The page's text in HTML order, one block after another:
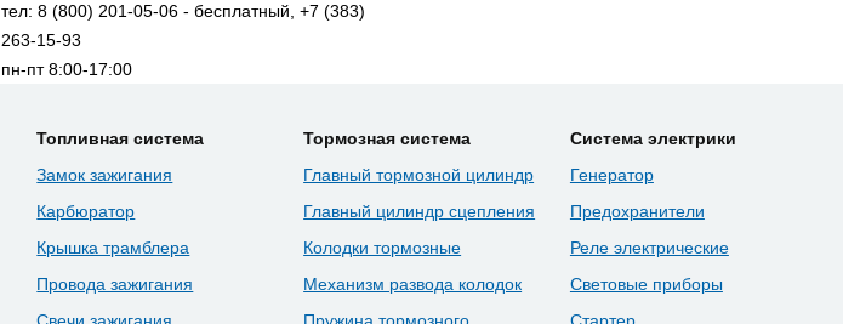
тел: 8 (800) 201-05-06 - бесплатный, +7 (383)
263-15-93
пн-пт 8:00-17:00
Топливная система
Замок зажигания
Карбюратор
Крышка трамблера
Провода зажигания
Тормозная система
Главный тормозной цилиндр
Главный цилиндр сцепления
Колодки тормозные
Механизм развода колодок
Система электрики
Генератор
Предохранители
Реле электрические
Световые приборы